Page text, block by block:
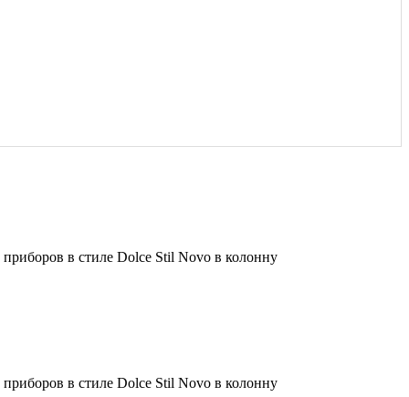
в стиле Dolce Stil Novo в колонну
в стиле Dolce Stil Novo в колонну